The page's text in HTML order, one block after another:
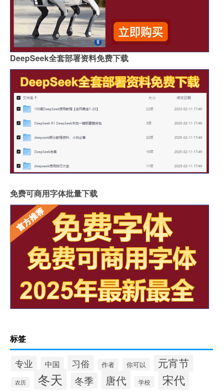
DeepSeek全套部署资料免费下载
免费可商用字体批量下载
标签
专业 中国 习俗 作者 你可以 元宵节
农历 冬天 冬季 唐代 学校 宋代